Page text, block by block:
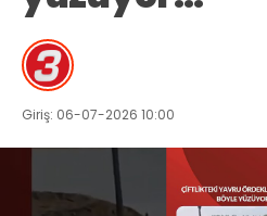
Giriş: 06-07-2026 10:00